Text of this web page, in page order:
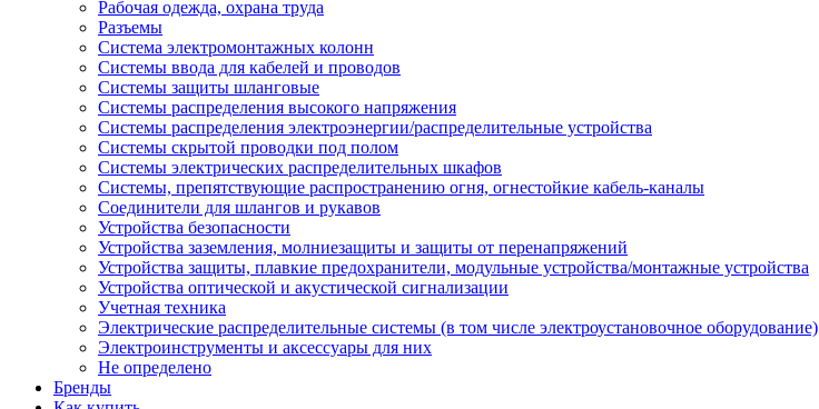
Рабочая одежда, охрана труда
Разъемы
Система электромонтажных колонн
Системы ввода для кабелей и проводов
Системы защиты шланговые
Системы распределения высокого напряжения
Системы распределения электроэнергии/распределительные устройства
Системы скрытой проводки под полом
Системы электрических распределительных шкафов
Системы, препятствующие распространению огня, огнестойкие кабель-каналы
Соединители для шлангов и рукавов
Устройства безопасности
Устройства заземления, молниезащиты и защиты от перенапряжений
Устройства защиты, плавкие предохранители, модульные устройства/монтажные устройства
Устройства оптической и акустической сигнализации
Учетная техника
Электрические распределительные системы (в том числе электроустановочное оборудование)
Электроинструменты и аксессуары для них
Не определено
Бренды